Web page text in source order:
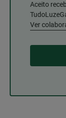
Aceito
Ver